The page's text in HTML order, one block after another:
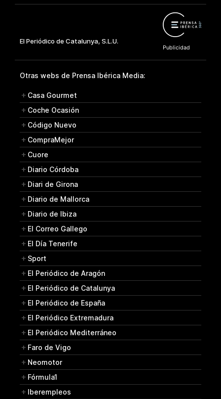
Otras webs de Prensa Ibérica Media:
Casa Gourmet
Coche Ocasión
Código Nuevo
CompraMejor
Cuore
Diario Córdoba
Diari de Girona
Diario de Mallorca
Diario de Ibiza
El Correo Gallego
El Día Tenerife
Sport
El Periódico de Aragón
El Periódico de Catalunya
El Periódico de España
El Periódico Extremadura
El Periódico Mediterráneo
Faro de Vigo
Neomotor
Fórmula1
Iberempleos